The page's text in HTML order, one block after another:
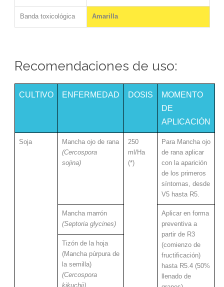
Banda toxicológica Amarilla
Recomendaciones de uso:
CULTIVO ENFERMEDAD DOSIS
MOMENTO
DE
APLICACIÓN
Soja
Mancha ojo de rana
(Cercospora
sojina)
250
ml/Ha
(*)
Para Mancha ojo
de rana aplicar
con la aparición
de los primeros
síntomas, desde
V5 hasta R5.
Mancha marrón
(Septoria glycines)
Aplicar en forma
preventiva a
partir de R3
(comienzo de
fructificación)
hasta R5.4 (50%
llenado de
Tizón de la hoja
(Mancha púrpura de
la semilla)
(Cercospora